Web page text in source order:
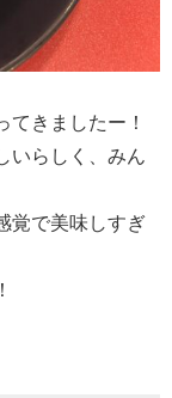
てきましたー！
いらしく、みん
覚で美味しすぎ